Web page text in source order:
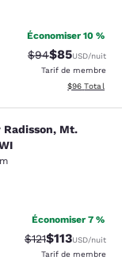
Économiser 10 %
Tarif barré :
$94Tarif réduit :
$85USD/nuit
Tarif de membre
Afficher les
$96 Total
Mt.
Économiser 7 %
Tarif barré :
$121Tarif réduit :
$113USD/nuit
Tarif de membre